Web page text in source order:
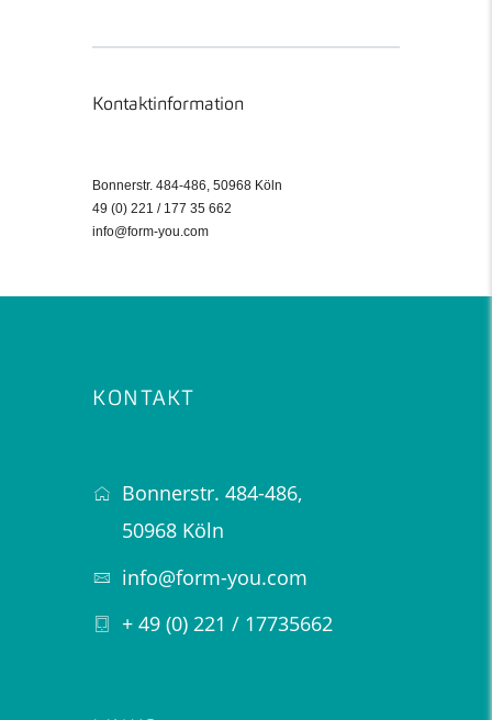
Kontaktinformation
Bonnerstr. 484-486, 50968 Köln
49 (0) 221 / 177 35 662
info@form-you.com
KONTAKT
Bonnerstr. 484-486,
50968 Köln
info@form-you.com
+ 49 (0) 221 / 17735662